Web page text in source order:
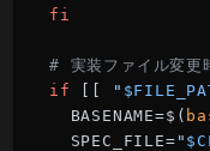
fi
# 実装ファイル変更
if
[[ "
  BASENAME=$(
  SPEC_FILE=
"